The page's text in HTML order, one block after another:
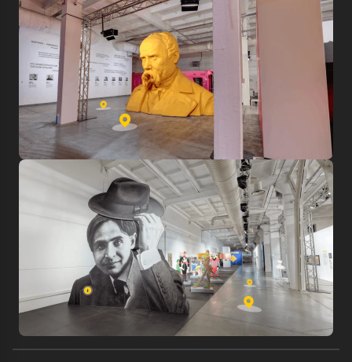
Знайти
Продовжити з email